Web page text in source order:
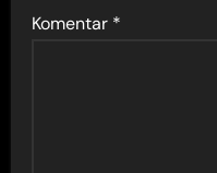
Komentar *